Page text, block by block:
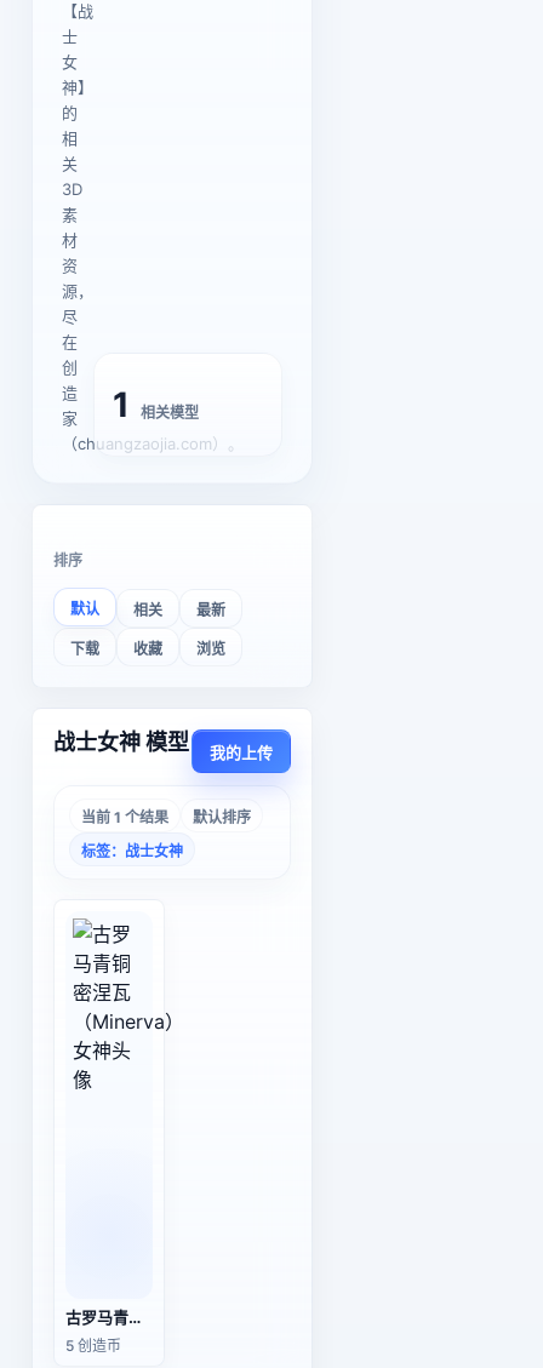
【战
士
女
神】
的
相
关
3D
素
材
资
源，
尽
在
创
造
家
（chuangzaojia.com）。
1 相关模型
排序
默认 相关 最新
下载 收藏 浏览
战士女神 模型 我的上传
当前 1 个结果
默认排序
标签：战士女神
古罗马青铜密涅瓦（Minerva）女神头像
5 创造币